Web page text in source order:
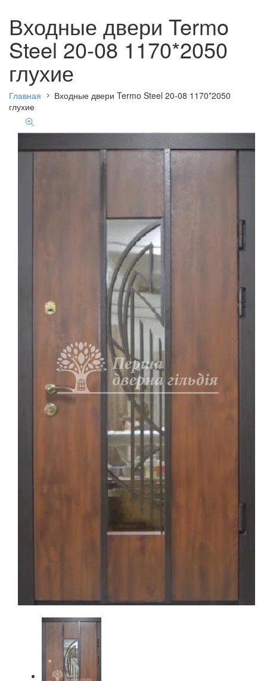
Входные двери Termo
Steel 20-08 1170*2050
глухие
Главная
Входные двери Termo Steel 20-08 1170*2050
глухие